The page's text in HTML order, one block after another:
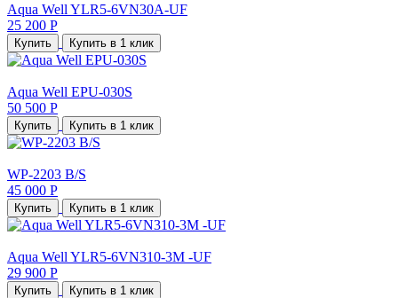
Aqua Well YLR5-6VN30A-UF
25 200 Р
Купить Купить в 1 клик
Aqua Well EPU-030S
50 500 Р
Купить Купить в 1 клик
WP-2203 B/S
45 000 Р
Купить Купить в 1 клик
Aqua Well YLR5-6VN310-3M -UF
29 900 Р
Купить Купить в 1 клик